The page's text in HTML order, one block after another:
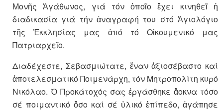
Μονῆς Ἀγάθωνος, γιά τόν ὁποῖο ἔχει κινηθεῖ ἡ
διαδικασία γιά τήν ἀναγραφή του στό Ἁγιολόγιο
τῆς Ἐκκλησίας μας ἀπό τό Οἰκουμενικό μας
Πατριαρχεῖο.
Διαδέχεστε, Σεβασμιώτατε, ἕναν ἀξιοσέβαστο καί
ἀποτελεσματικό Ποιμενάρχη, τόν Μητροπολίτη κυρό
Νικόλαο. Ὁ Προκάτοχός σας ἐργάσθηκε ἄοκνα τόσο
σέ ποιμαντικό ὅσο καί σέ ὑλικό ἐπίπεδο, ἀγάπησε